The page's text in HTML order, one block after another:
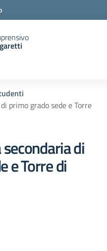
primo grado sede e Torre
di
e Torre di